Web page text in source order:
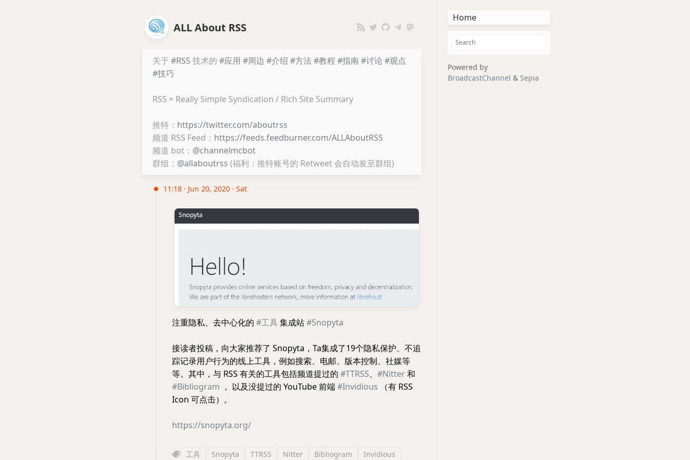
ALL About RSS
关于 #RSS 技术的 #应用 #周边 #介绍 #方法#教程 #指南#讨论 #观点
#技巧
RSS = Really Simple Syndication / Rich Site Summary
推特： https://twitter.com/aboutrss
频道 RSS Feed： https://feeds.feedburner.com/ALLAboutRSS
频道 bot： @channelmcbot
群组： @allaboutrss (福利：推特账号的 Retweet 会自动发至群组)
11:18 · Jun 20, 2020 · Sat
注重隐私、去中心化的 #工具集成站#Snopyta
接读者投稿，向大家推荐了 Snopyta，Ta集成了19个隐私保护、不追
踪记录用户行为的线上工具，例如搜索、电邮、版本控制、社媒等
等。其中，与 RSS 有关的工具包括频道提过的 #TTRSS、 #Nitter和
#Bibliogram ， 以及没提过的 YouTube 前端#Invidious （有 RSS
Icon 可点击）。
https://snopyta.org/
工具 Snopyta TTRSS Nitter Bibliogram Invidious
Home
Powered by
BroadcastChannel & Sepia